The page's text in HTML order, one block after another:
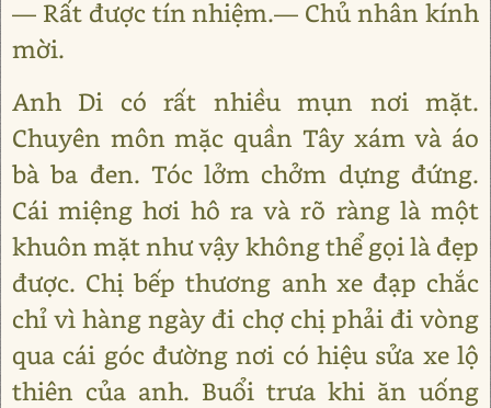
— Rất được tín nhiệm.— Chủ nhân kính
mời.
Anh Di có rất nhiều mụn nơi mặt.
Chuyên môn mặc quần Tây xám và áo
bà ba đen. Tóc lởm chởm dựng đứng.
Cái miệng hơi hô ra và rõ ràng là một
khuôn mặt như vậy không thể gọi là đẹp
được. Chị bếp thương anh xe đạp chắc
chỉ vì hàng ngày đi chợ chị phải đi vòng
qua cái góc đường nơi có hiệu sửa xe lộ
thiên của anh. Buổi trưa khi ăn uống